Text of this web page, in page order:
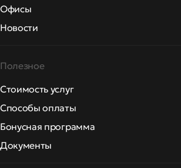
Офисы
Новости
Полезное
Стоимость услуг
Способы оплаты
Бонусная программа
Документы